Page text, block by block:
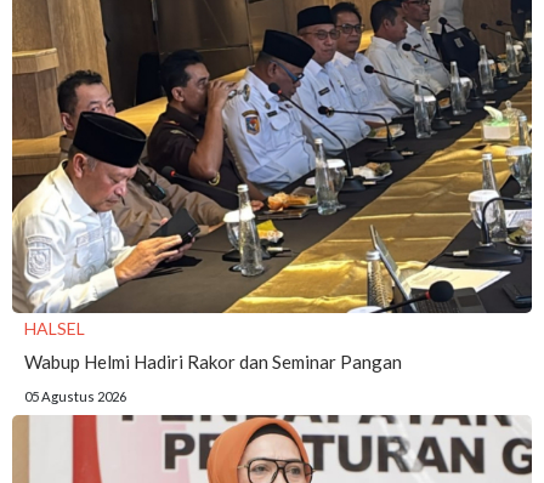
HALSEL
Wabup Helmi Hadiri Rakor dan Seminar Pangan
05 Agustus 2026